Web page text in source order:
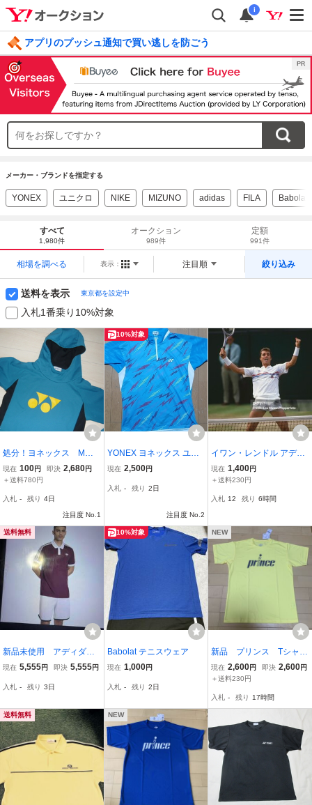
i
アプリのプッシュ通知で買い逃しを防ごう
毎日引けるくじ 今すぐ挑戦 ログイン
メーカー・ブランドを指定する
YONEX ユニクロ NIKE MIZUNO adidas FILA Babolat
すべて
1,980件
オークション
989件
定額
991件
相場を調べる 表示： 注目順 絞り込み
送料を表示 東京都を設定中
入札1番乗り10%対象
処分！ヨネックス Mサ
イズ ビッグロゴ プル
オーバーパーカー/スウェ
長め 中古良品
現在 100円 即決 2,680円
＋送料780円
入札 - 残り 4日
注目度 No.1
10%対象
YONEX ヨネックス ユニ
フォーム ゲームシャツ O
現在 2,500円
入札 - 残り 2日
注目度 No.2
イワン・レンドル アディ
ダス ザ・フェイス ウェア
パッチ付 M サイズ？
現在 1,400円
＋送料230円
入札 12 残り 6時間
送料無料
新品未使用 アディダ
ス テニス クラシッ
ン 3XL
現在 5,555円 即決 5,555円
入札 - 残り 3日
10%対象
Babolat テニスウェア
現在 1,000円
入札 - 残り 2日
NEW
新品 プリンス Tシャツ
ライムイエロー サイズL
L 定価5500円
現在 2,600円 即決 2,600円
＋送料230円
入札 - 残り 17時間
送料無料 NEW